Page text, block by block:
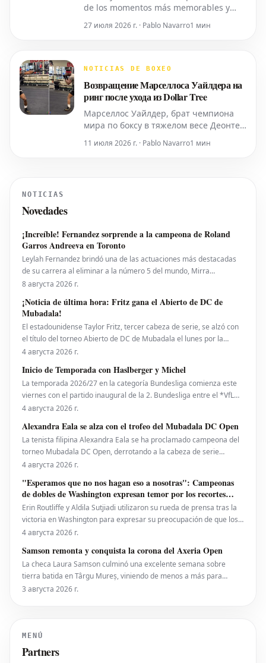
de los momentos más memorables y
juguete para perros. Este nuevo
de 1997 contra Evander Holyfield. El ex
27 июля 2026 г. · Pablo Navarro1 мин
NOTICIAS DE BOXEO
Возвращение Марселлоса Уайлдера на
ринг после ухода из Dollar Tree
Марселлос Уайлдер, брат чемпиона
мира по боксу в тяжелом весе Деонтея
возможность своего возвращения на
11 июля 2026 г. · Pablo Navarro1 мин
NOTICIAS
Novedades
¡Increíble! Fernandez sorprende a la campeona de Roland
Garros Andreeva en Toronto
Leylah Fernandez brindó una de las actuaciones más destacadas
de su carrera al eliminar a la número 5 del mundo, Mirra
Andreeva, con un contundente 6-1, 6-4 el viernes por la noche. Con
Bank Open presentado por Rogers en Toront
8 августа 2026 г.
¡Noticia de última hora: Fritz gana el Abierto de DC de
Mubadala!
El estadounidense Taylor Fritz, tercer cabeza de serie, se alzó con
el título del torneo Abierto de DC de Mubadala el lunes por la
noche, tras derrotar al español Rafael Jodar por 7-6 (2), 6-4. Este es
10 del ranking mundial, habí
4 августа 2026 г.
Inicio de Temporada con Haslberger y Michel
La temporada 2026/27 en la categoría Bundesliga comienza este
viernes con el partido inaugural de la 2. Bundesliga entre el *VfL
Bochum* y el *Hertha BSC*. El encuentro será dirigido por
y **Martin Speckner**. **Tom Bauer** eje
4 августа 2026 г.
Alexandra Eala se alza con el trofeo del Mubadala DC Open
La tenista filipina Alexandra Eala se ha proclamado campeona del
torneo Mubadala DC Open, derrotando a la cabeza de serie
número uno, la estadounidense Jessica Pegula, con un marcador
puesto 28 del ranking mundial, demostró su
4 августа 2026 г.
"Esperamos que no nos hagan eso a nosotras": Campeonas
de dobles de Washington expresan temor por los recortes
propuestos por la ATP que se extienden a la WTA
Erin Routliffe y Aldila Sutjiadi utilizaron su rueda de prensa tras la
victoria en Washington para expresar su preocupación de que los
recortes propuestos por la ATP en dobles puedan llegar
iniciativa separada de la ATP para colocar
4 августа 2026 г.
Samson remonta y conquista la corona del Axeria Open
La checa Laura Samson culminó una excelente semana sobre
tierra batida en Târgu Mureș, viniendo de menos a más para
derrotar a la máxima favorita, la española Kaitlin Quevedo, por 2-6,
3 августа 2026 г.
MENÚ
Partners